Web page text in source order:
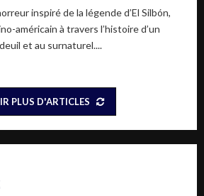
inspiré de la légende d’El Silbón,
américain à travers l’histoire d’un
et au surnaturel....
PLUS D'ARTICLES